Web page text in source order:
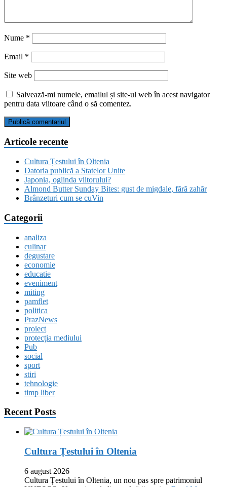
Nume *
Email *
Site web
Salvează-mi numele, emailul și site-ul web în acest navigator
pentru data viitoare când o să comentez.
Articole recente
Cultura Țestului în Oltenia
Datoria publică a Statelor Unite
Japonia, oglinda viitorului?
Almond Butter Sunday Bites: gust de migdale, fără zahăr
Brânzeturi cum se cuVin
Categorii
analiza
culinar
degustare
economie
educatie
eveniment
miting
pamflet
politica
PrazNews
proiect
protecția mediului
Pub
social
sport
stiri
tehnologie
timp liber
Recent Posts
Cultura Țestului în Oltenia
6 august 2026
Cultura Țestului în Oltenia, un nou pas spre patrimoniul